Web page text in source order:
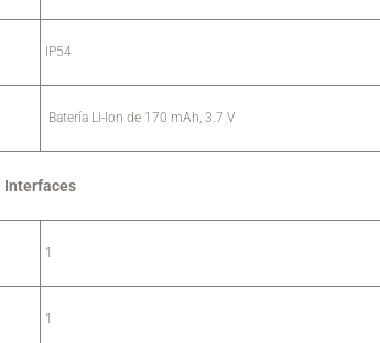
IP54
Batería Li-Ion de 170 mAh, 3.7 V
Interfaces
1
1